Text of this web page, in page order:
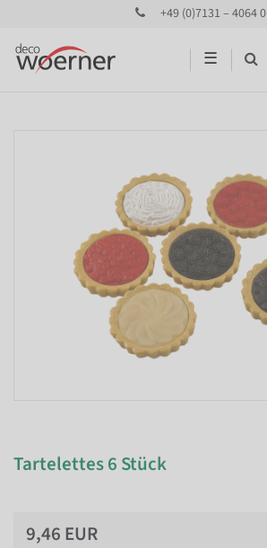
+49 (0)7131 – 4064 0
☰
Tartelettes 6 Stück
9,46 EUR